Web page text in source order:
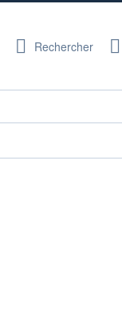
Rechercher